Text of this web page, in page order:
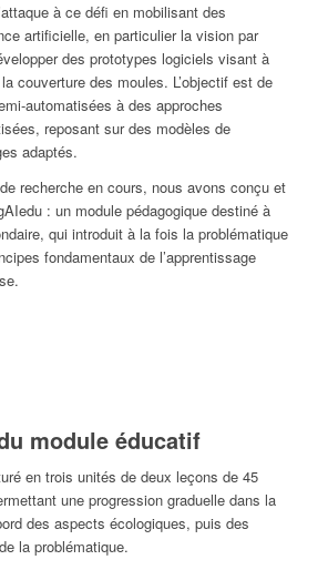
à ce défi en mobilisant des
artificielle, en particulier la vision par
des prototypes logiciels visant à
couverture des moules. L’objectif est de
automatisées à des approches
reposant sur des modèles de
adaptés.
recherche en cours, nous avons conçu et
: un module pédagogique destiné à
qui introduit à la fois la problématique
fondamentaux de l’apprentissage
module éducatif
en trois unités de deux leçons de 45
une progression graduelle dans la
des aspects écologiques, puis des
la problématique.